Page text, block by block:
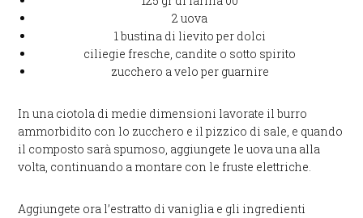
2 uova
1 bustina di lievito per dolci
ciliegie fresche, candite o sotto spirito
zucchero a velo per guarnire
In una ciotola di medie dimensioni lavorate il burro
ammorbidito con lo zucchero e il pizzico di sale, e quando
il composto sarà spumoso, aggiungete le uova una alla
volta, continuando a montare con le fruste elettriche.
Aggiungete ora l’estratto di vaniglia e gli ingredienti